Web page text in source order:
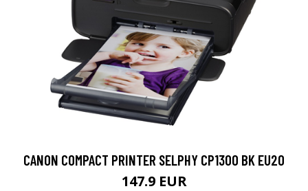
CANON COMPACT PRINTER SELPHY CP1300 BK EU20
147.9 EUR